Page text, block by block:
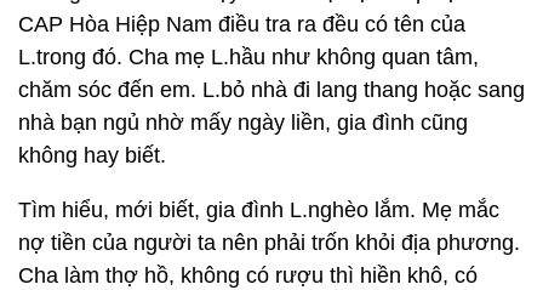
CAP Hòa Hiệp Nam điều tra ra đều có tên của
L.trong đó. Cha mẹ L.hầu như không quan tâm,
chăm sóc đến em. L.bỏ nhà đi lang thang hoặc sang
nhà bạn ngủ nhờ mấy ngày liền, gia đình cũng
không hay biết.
Tìm hiểu, mới biết, gia đình L.nghèo lắm. Mẹ mắc
nợ tiền của người ta nên phải trốn khỏi địa phương.
Cha làm thợ hồ, không có rượu thì hiền khô, có